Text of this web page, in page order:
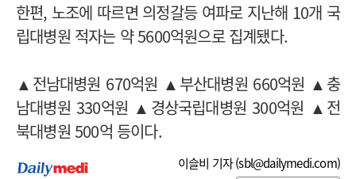
한편, 노조에 따르면 의정갈등 여파로 지난해 10개 국
립대병원 적자는 약 5600억원으로 집계됐다.
▲전남대병원 670억원 ▲부산대병원 660억원 ▲충
남대병원 330억원 ▲경상국립대병원 300억원 ▲전
북대병원 500억 등이다.
이슬비 기자 (sbl@dailymedi.com)